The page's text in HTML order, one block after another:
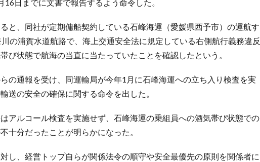
日までに文書で報告するよう命令した。
と、同社が定期傭船契約している石峰海運（愛媛県西予市）の運航す
の浦賀水道航路で、海上交通安全法に規定している右側航行義務違反
び状態で航海の当直に当たっていたことを確認したという。
の通報を受け、同運輸局が今年1月に石峰海運への立ち入り検査を実
送の安全の確保に関する命令を出した。
アルコール検査を実施せず、石峰海運の乗組員への酒気帯び状態での
十分だったことが明らかになった。
し、経営トップ自らが関係法令の順守や安全最優先の原則を関係者に